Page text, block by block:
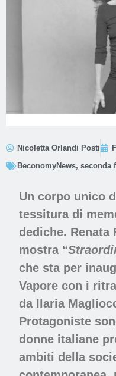
Nicoletta Orlandi Posti
BeconomyNews, seconda
Un corpo unico
tessitura di
dediche. Renata
mostra “
che sta per
Vapore con i
da Ilaria
Protagoniste
donne italiane
ambiti della